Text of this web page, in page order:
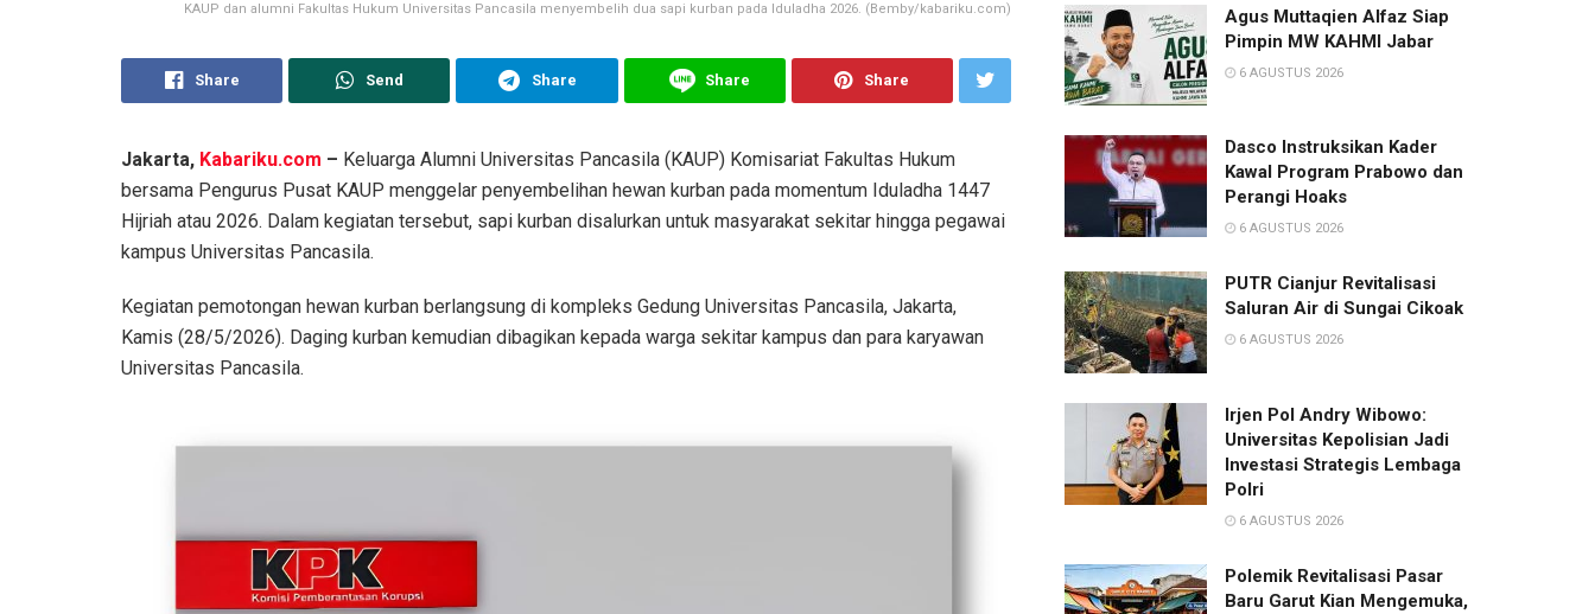
KAUP dan alumni Fakultas Hukum Universitas Pancasila menyembelih dua sapi kurban pada Iduladha 2026. (Bemby/kabariku.com)
Share Send Share Share Share
Jakarta, Kabariku.com – Keluarga Alumni Universitas Pancasila (KAUP) Komisariat Fakultas Hukum
bersama Pengurus Pusat KAUP menggelar penyembelihan hewan kurban pada momentum Iduladha 1447
Hijriah atau 2026. Dalam kegiatan tersebut, sapi kurban disalurkan untuk masyarakat sekitar hingga pegawai
kampus Universitas Pancasila.
Kegiatan pemotongan hewan kurban berlangsung di kompleks Gedung Universitas Pancasila, Jakarta,
Kamis (28/5/2026). Daging kurban kemudian dibagikan kepada warga sekitar kampus dan para karyawan
Universitas Pancasila.
Agus Muttaqien Alfaz Siap
Pimpin MW KAHMI Jabar
6 AGUSTUS 2026
Dasco Instruksikan Kader
Kawal Program Prabowo dan
Perangi Hoaks
6 AGUSTUS 2026
PUTR Cianjur Revitalisasi
Saluran Air di Sungai Cikoak
6 AGUSTUS 2026
Irjen Pol Andry Wibowo:
Universitas Kepolisian Jadi
Investasi Strategis Lembaga
Polri
6 AGUSTUS 2026
Polemik Revitalisasi Pasar
Baru Garut Kian Mengemuka,